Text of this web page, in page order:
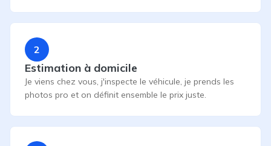
2
Estimation à domicile
Je viens chez vous, j'inspecte le véhicule, je prends les
photos pro et on définit ensemble le prix juste.